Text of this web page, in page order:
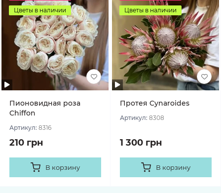
Цветы в наличии
Пионовидная роза
Chiffon
Артикул: 8316
210 грн
В корзину
Цветы в наличии
Протея Cynaroides
Артикул: 8308
1 300 грн
В корзину